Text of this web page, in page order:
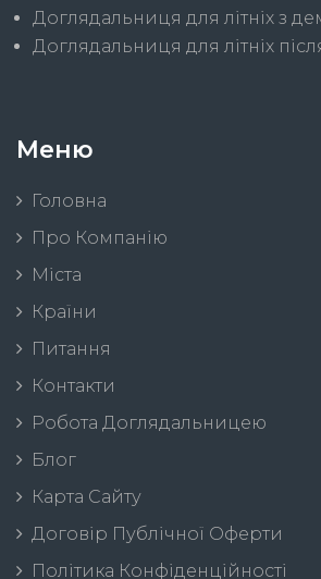
Доглядальниця для літніх з
Доглядальниця для літніх
Меню
Головна
Про Компанію
Міста
Країни
Питання
Контакти
Робота Доглядальницею
Блог
Карта Сайту
Договір Публічної Оферти
Політика Конфіденційності